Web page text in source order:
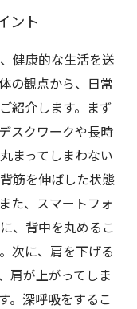
ント
健康的な生活を送
の観点から、日常
紹介します。まず
スクワークや長時
まってしまわない
筋を伸ばした状態
た、スマートフォ
、背中を丸めるこ
次に、肩を下げる
肩が上がってしま
。深呼吸をするこ